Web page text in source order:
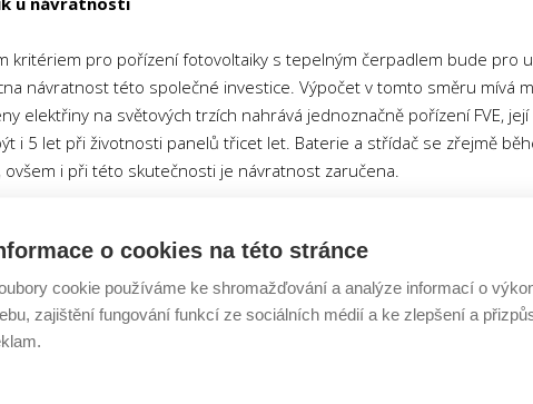
kritériem pro pořízení fotovoltaiky s tepelným čerpadlem bude pro
návratnost této společné investice. Výpočet v tomto směru mívá
elektřiny na světových trzích nahrává jednoznačně pořízení FVE,
i 5 let při životnosti panelů třicet let. Baterie a střídač se zřejmě
ovšem i při této skutečnosti je návratnost zaručena.
30 procent vyrobené energie, ekonomická návratnost FVE je
vyrobené elektřiny spotřebovat přímo na místě a neposílat ji dále do
je samozřejmě také pořizovací cena celého řešení, pokud
a tepelné čerpadlo, urychlí mu návratnost výrazně dotační tituly.
o cookies na této stránce
cookie používáme ke shromažďování a analýze informací o
zajištění fungování funkcí ze sociálních médií a ke zlepšení a